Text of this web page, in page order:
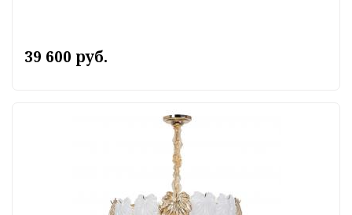
39 600 руб.